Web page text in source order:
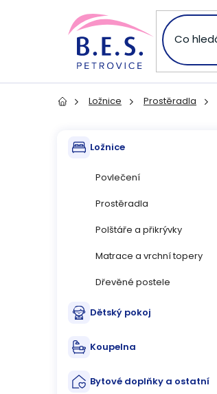
Domů Ložnice Prostěradla
kategorieLožnice
Povlečení
Prostěradla
Polštáře a přikrývky
Matrace a vrchní topery
Dřevěné postele
Dětský pokoj
Koupelna
Bytové doplňky a ostatní